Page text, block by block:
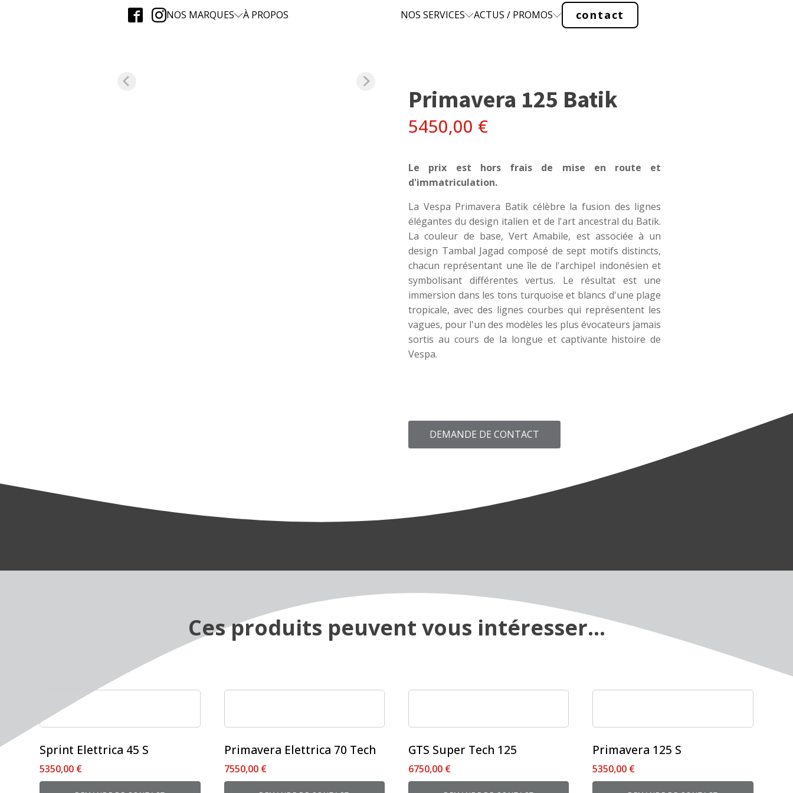
NOS MARQUES À PROPOS NOS SERVICES ACTUS / PROMOS contact
Primavera 125 Batik
5450,00 €
Le prix est hors frais de mise en route et
d'immatriculation.
La Vespa Primavera Batik célèbre la fusion des lignes
élégantes du design italien et de l'art ancestral du Batik.
La couleur de base, Vert Amabile, est associée à un
design Tambal Jagad composé de sept motifs distincts,
chacun représentant une île de l'archipel indonésien et
symbolisant différentes vertus. Le résultat est une
immersion dans les tons turquoise et blancs d'une plage
tropicale, avec des lignes courbes qui représentent les
vagues, pour l'un des modèles les plus évocateurs jamais
sortis au cours de la longue et captivante histoire de
Vespa.
DEMANDE DE CONTACT
Ces produits peuvent vous intéresser...
Sprint Elettrica 45 S
5350,00 €
produit
a
variations.
Les
options
Primavera Elettrica 70 Tech
7550,00 €
a
variations.
Les
options
GTS Super Tech 125
6750,00 €
a
variations.
Les
options
Primavera 125 S
5350,00 €
a
variations.
Les
options